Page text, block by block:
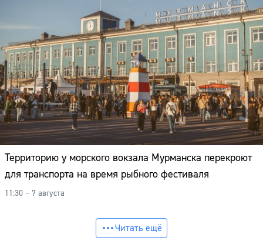
Территорию у морского вокзала Мурманска перекроют
для транспорта на время рыбного фестиваля
11:30 – 7 августа
Читать ещё